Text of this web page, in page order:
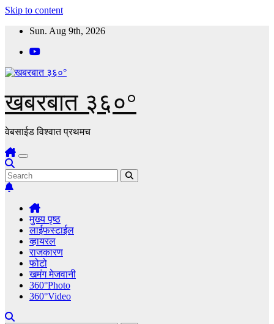
Skip to content
Sun. Aug 9th, 2026
खबरबात ३६०°
वेबसाईड विश्वात प्रथमच
मुख्य पृष्ठ
लाईफस्टाईल
व्हायरल
राजकारण
फोटो
खमंग मेजवानी
360°Photo
360°Video